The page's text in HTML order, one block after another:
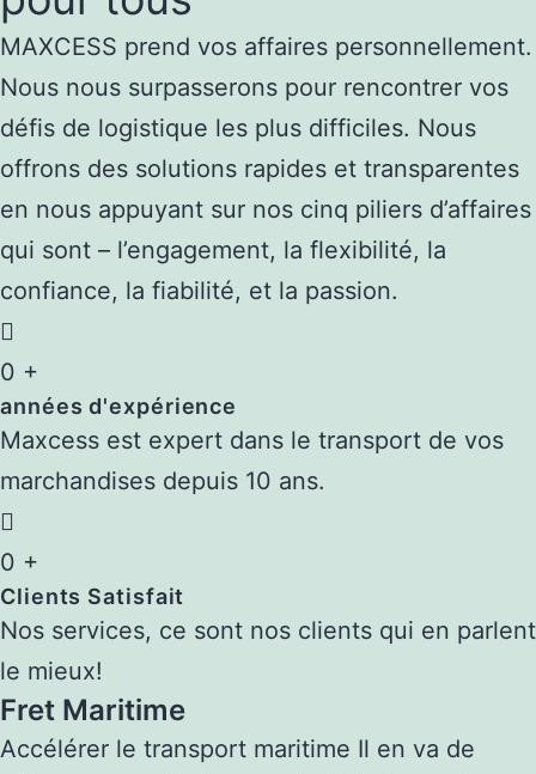
MAXCESS prend vos affaires personnellement.
Nous nous surpasserons pour rencontrer vos
défis de logistique les plus difficiles. Nous
offrons des solutions rapides et transparentes
en nous appuyant sur nos cinq piliers d’affaires
qui sont – l’engagement, la flexibilité, la
confiance, la fiabilité, et la passion.
0 +
années d'expérience
Maxcess est expert dans le transport de vos
marchandises depuis 10 ans.
0 +
Clients Satisfait
Nos services, ce sont nos clients qui en parlent
le mieux!
Fret Maritime
Accélérer le transport maritime Il en va de